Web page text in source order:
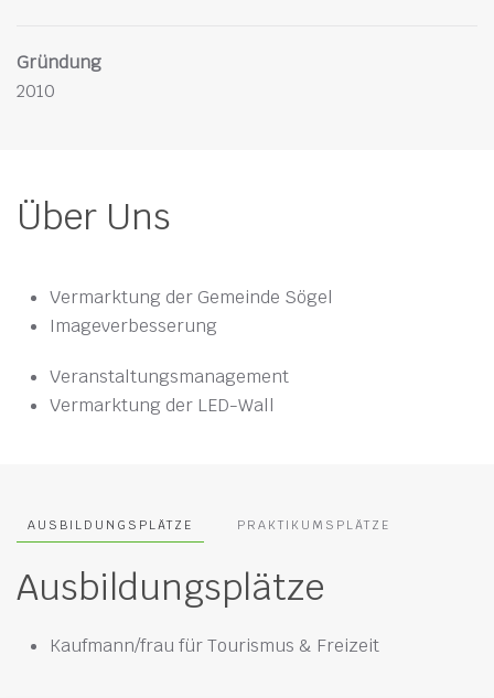
Gründung
2010
Über Uns
Vermarktung der Gemeinde Sögel
Imageverbesserung
Veranstaltungsmanagement
Vermarktung der LED-Wall
AUSBILDUNGSPLÄTZE PRAKTIKUMSPLÄTZE
Ausbildungsplätze
Kaufmann/frau für Tourismus & Freizeit